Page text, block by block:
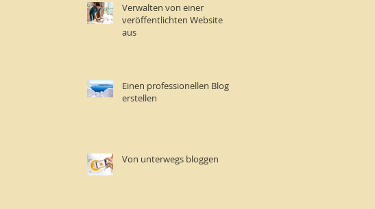
Verwalten von einer
veröffentlichten Website
aus
Einen professionellen Blog
erstellen
Von unterwegs bloggen